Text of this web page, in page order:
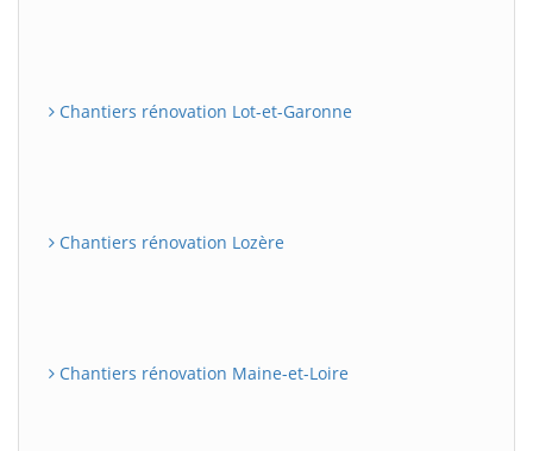
Chantiers rénovation Lot-et-Garonne
Chantiers rénovation Lozère
Chantiers rénovation Maine-et-Loire